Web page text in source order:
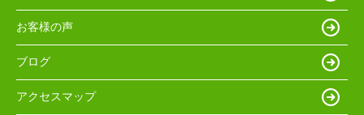
お客様の声
ブログ
アクセスマップ